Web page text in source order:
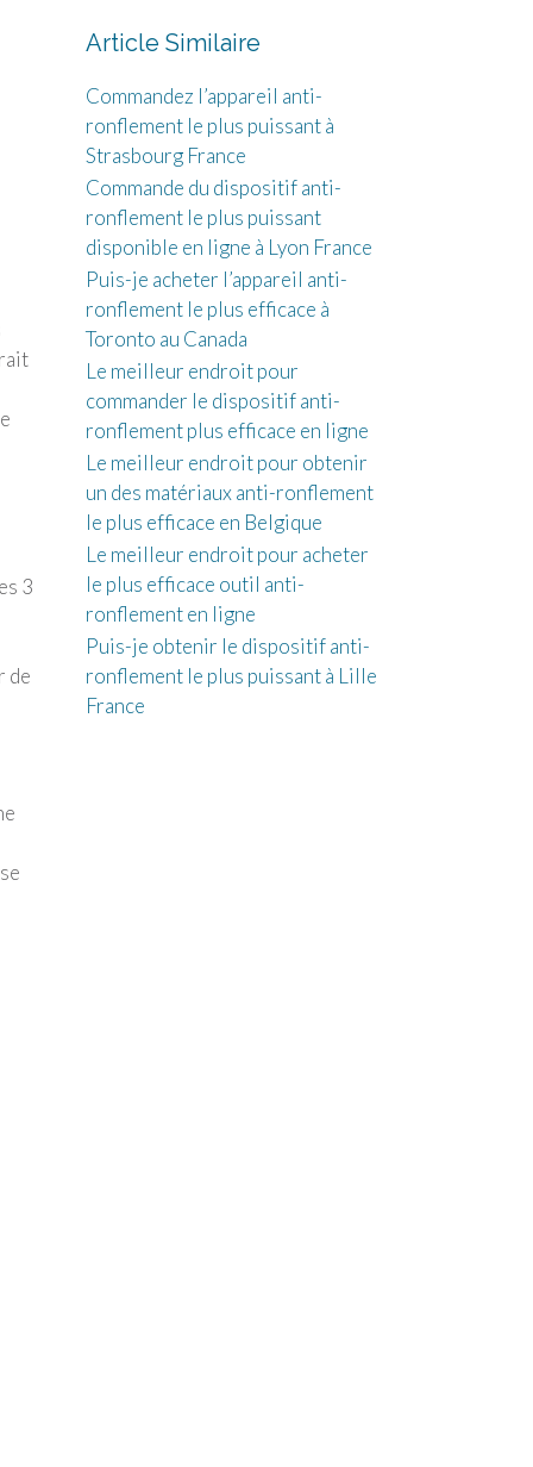
3
de
Article Similaire
Commandez l’appareil anti-
ronflement le plus puissant à
Strasbourg France
Commande du dispositif anti-
ronflement le plus puissant
disponible en ligne à Lyon France
Puis-je acheter l’appareil anti-
ronflement le plus efficace à
Toronto au Canada
Le meilleur endroit pour
commander le dispositif anti-
ronflement plus efficace en ligne
Le meilleur endroit pour obtenir
un des matériaux anti-ronflement
le plus efficace en Belgique
Le meilleur endroit pour acheter
le plus efficace outil anti-
ronflement en ligne
Puis-je obtenir le dispositif anti-
ronflement le plus puissant à Lille
France